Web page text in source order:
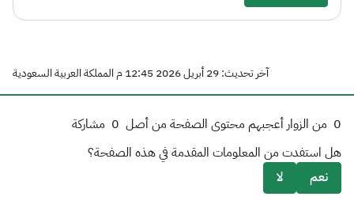
آخر تحديث: 29 أبريل 2026 12:45 م المملكة العربية السعودية
0 من الزوار أعجبهم محتوى الصفحة من أصل 0 مشاركة
هل استفدت من المعلومات المقدمة في هذه الصفحة؟
نعم
لا